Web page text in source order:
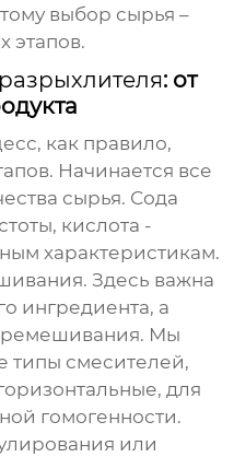
выбор сырья –
этапов.
разрыхлителя: от
как правило,
Начинается все
сырья. Сода
кислота -
характеристикам.
Здесь важна
ингредиента, а
Мы
типы смесителей,
для
гомогенности.
или